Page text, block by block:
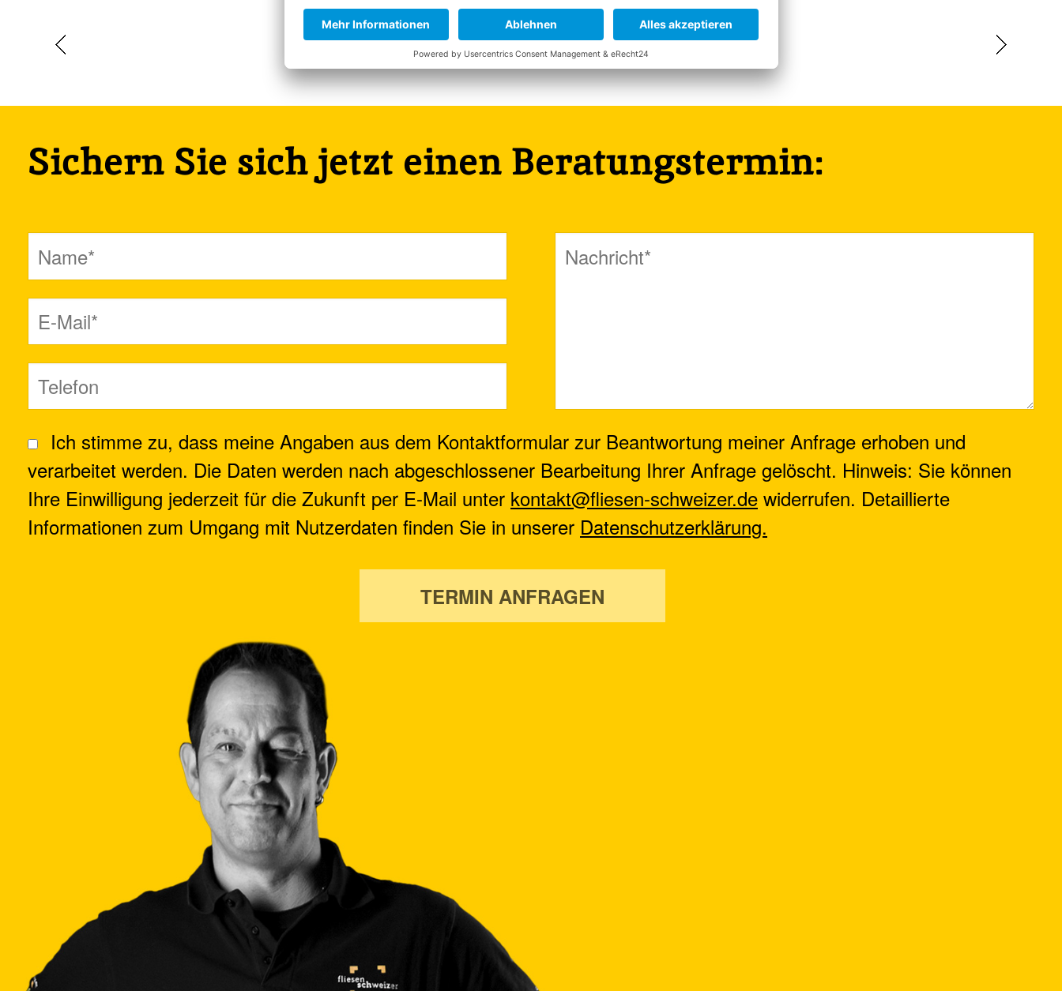
Sichern Sie sich jetzt einen Beratungstermin:
Ich stimme zu, dass meine Angaben aus dem Kontaktformular zur Beantwortung meiner Anfrage erhoben und
verarbeitet werden. Die Daten werden nach abgeschlossener Bearbeitung Ihrer Anfrage gelöscht. Hinweis: Sie können
Ihre Einwilligung jederzeit für die Zukunft per E-Mail unter kontakt@fliesen-schweizer.de widerrufen. Detaillierte
Informationen zum Umgang mit Nutzerdaten finden Sie in unserer Datenschutzerklärung.
TERMIN ANFRAGEN